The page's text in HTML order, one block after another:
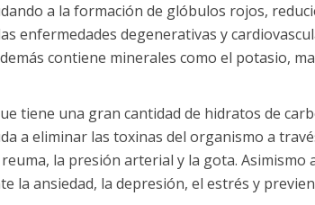
a la formación de glóbulos rojos,
enfermedades degenerativas y
contiene minerales como el potasio,
tiene una gran cantidad de hidratos de
a eliminar las toxinas del organismo a
la presión arterial y la gota. Asimismo
la ansiedad, la depresión, el estrés y